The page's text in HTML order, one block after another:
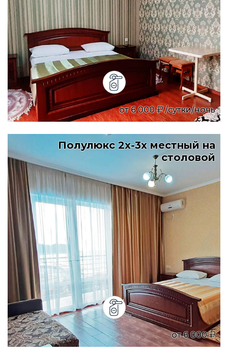
от 6 000 /сутки/ночь
Полулюкс 2х-3х местный на
столовой
от 6 000